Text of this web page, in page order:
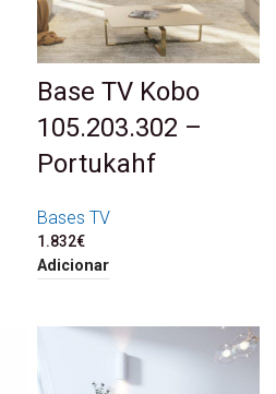
Base TV Kobo
105.203.302 –
Portukahf
Bases TV
1.832€
Adicionar